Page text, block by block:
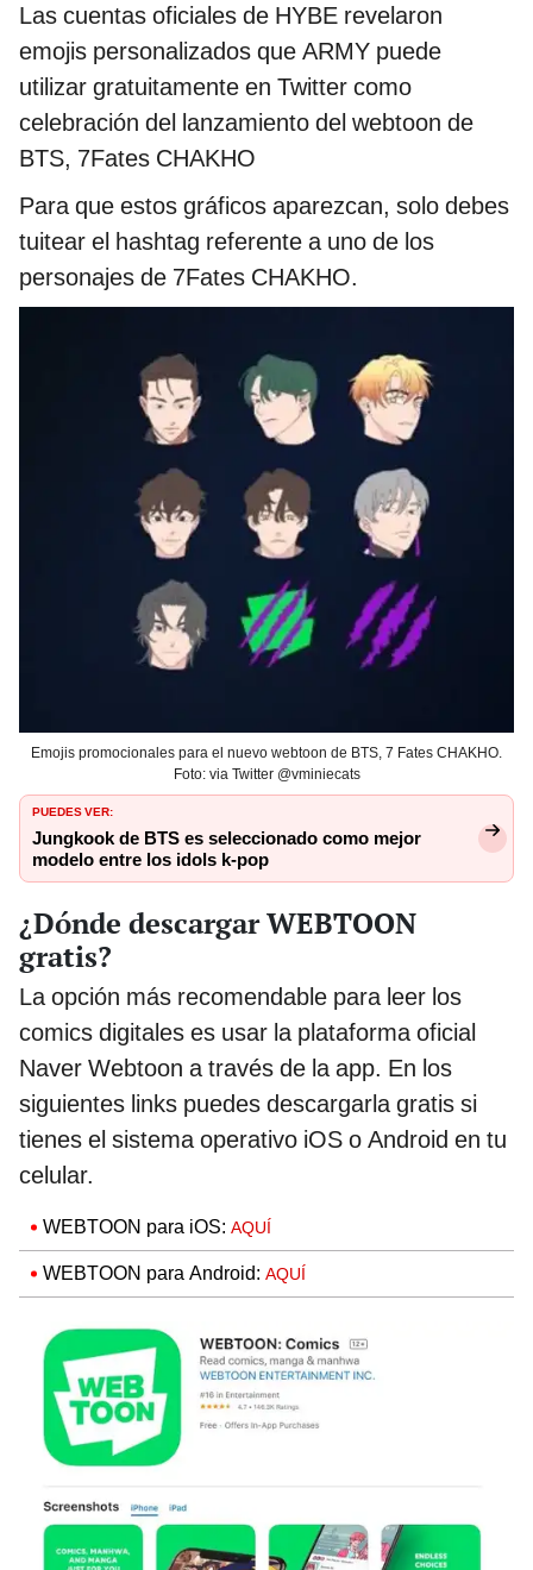
Las cuentas oficiales de HYBE revelaron
emojis personalizados que ARMY puede
utilizar gratuitamente en Twitter como
celebración del lanzamiento del webtoon de
BTS, 7Fates CHAKHO
Para que estos gráficos aparezcan, solo debes
tuitear el hashtag referente a uno de los
personajes de 7Fates CHAKHO.
Emojis promocionales para el nuevo webtoon de BTS, 7 Fates CHAKHO.
Foto: via Twitter @vminiecats
PUEDES VER:
Jungkook de BTS es seleccionado como mejor
modelo entre los idols k-pop
¿Dónde descargar WEBTOON
gratis?
La opción más recomendable para leer los
comics digitales es usar la plataforma oficial
Naver Webtoon a través de la app. En los
siguientes links puedes descargarla gratis si
tienes el sistema operativo iOS o Android en tu
celular.
WEBTOON para iOS: AQUÍ
WEBTOON para Android: AQUÍ